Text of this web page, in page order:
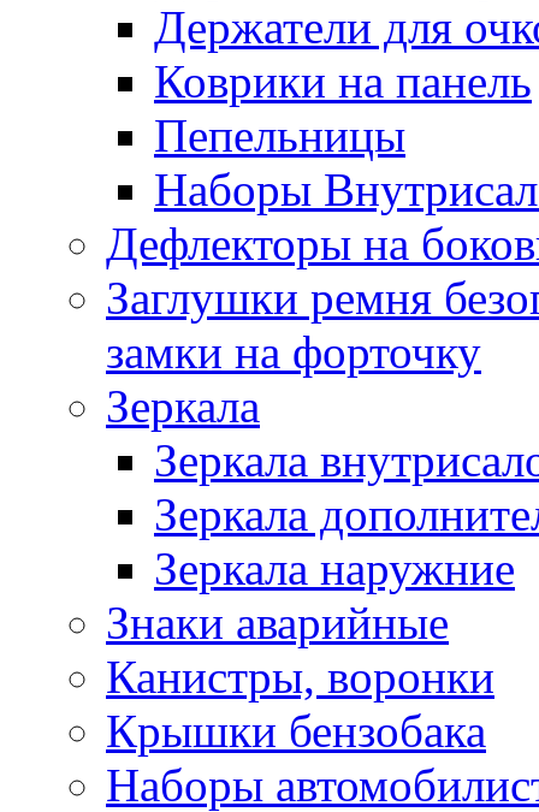
Держатели для
Коврики на панель
Пепельницы
Наборы
Дефлекторы на
Заглушки ремня
замки на форточку
Зеркала
Зеркала
Зеркала
Зеркала наружние
Знаки аварийные
Канистры, воронки
Крышки бензобака
Наборы